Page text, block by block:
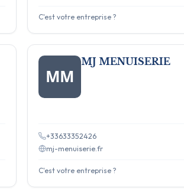
C'est votre entreprise ?
MM
MJ MENUISERIE
+33633352426
mj-menuiserie.fr
C'est votre entreprise ?